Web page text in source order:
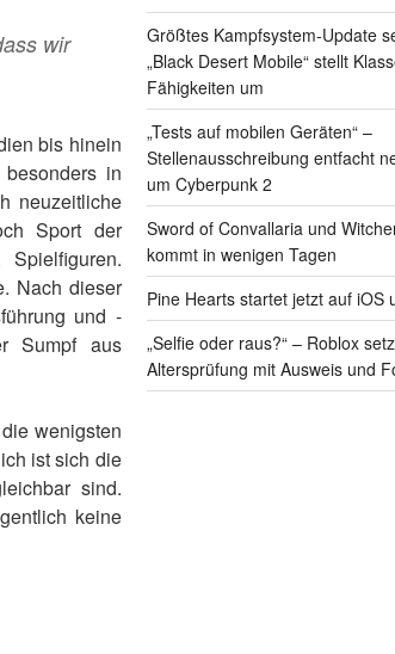
wir
bis hinein
in
neuzeitliche
Sport der
Nach dieser
und -
Sumpf aus
wenigsten
ist sich die
sind.
keine
Größtes Kampfsystem-Update
„Black Desert Mobile“ stellt
Fähigkeiten um
„Tests auf mobilen Geräten“ –
Stellenausschreibung entfacht
um Cyberpunk 2
Sword of Convallaria und
kommt in wenigen Tagen
Pine Hearts startet jetzt auf iOS
„Selfie oder raus?“ – Roblox
Altersprüfung mit Ausweis und